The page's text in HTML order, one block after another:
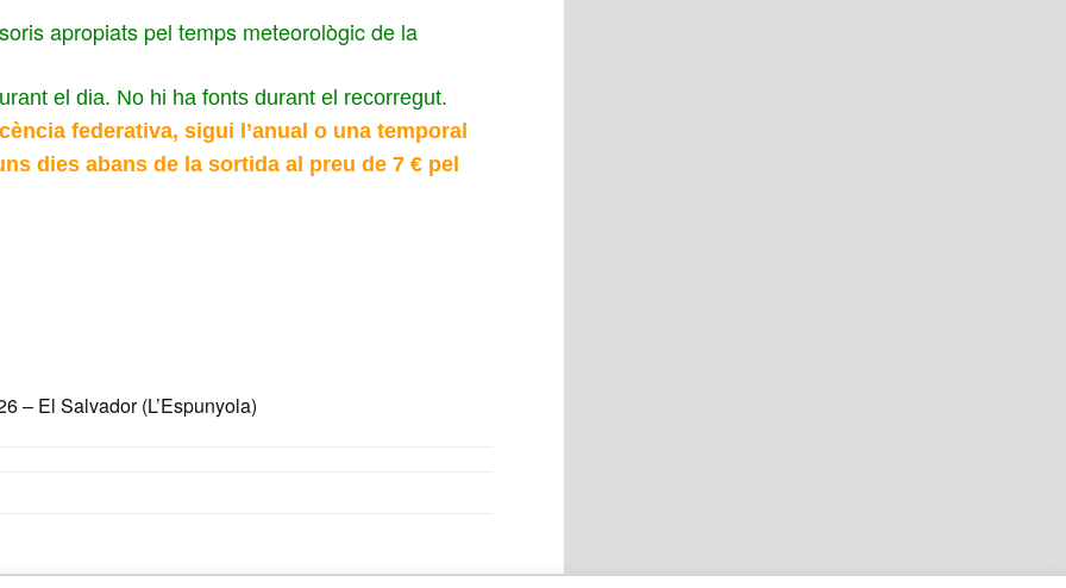
apropiats pel temps meteorològic de la
el dia. No hi ha fonts durant el recorregut.
federativa, sigui l’anual o una temporal
dies abans de la sortida al preu de 7 € pel
– El Salvador (L’Espunyola)